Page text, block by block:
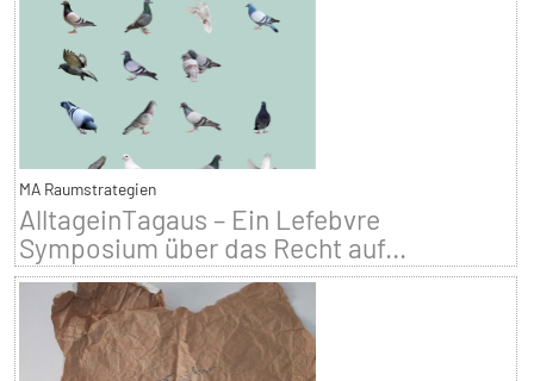
MA Raumstrategien
AlltageinTagaus – Ein Lefebvre
Symposium über das Recht auf...